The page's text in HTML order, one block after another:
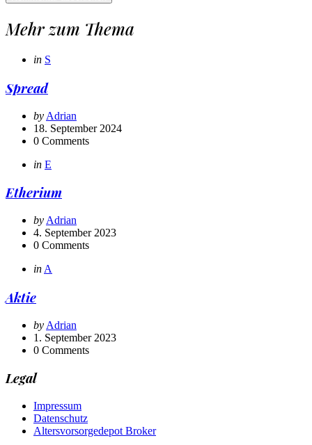
Mehr zum Thema
Categories
Posted
in S
Spread
Posted
by
by Adrian
18. September 2024
0 Comments
Categories
Posted
in E
Etherium
Posted
by
by Adrian
4. September 2023
0 Comments
Categories
Posted
in A
Aktie
Posted
by
by Adrian
1. September 2023
0 Comments
Legal
Impressum
Datenschutz
Altersvorsorgedepot Broker